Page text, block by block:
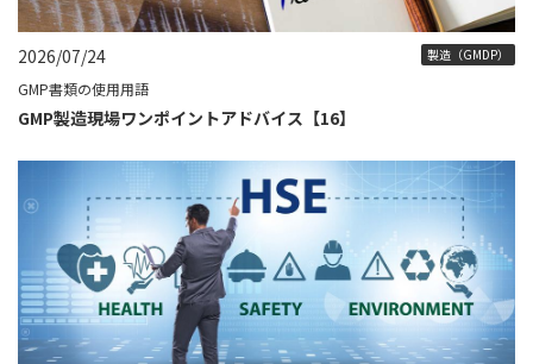
2026/07/24 製造（GMDP）
GMP書類の使用用語
GMP製造現場ワンポイントアドバイス【16】